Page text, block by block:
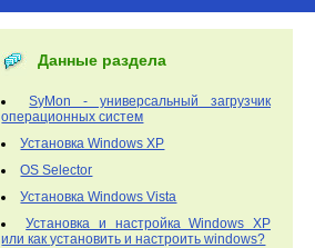
Данные раздела
SyMon - универсальный загрузчик
операционных систем
Установка Windows XP
OS Selector
Установка Windows Vista
Установка и настройка Windows XP
или как установить и настроить windows?